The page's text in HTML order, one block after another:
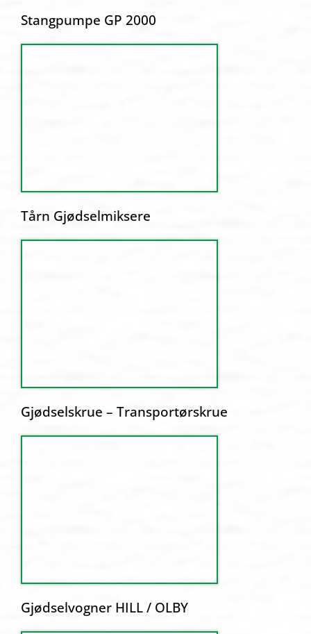
Stangpumpe GP 2000
Tårn Gjødselmiksere
Gjødselskrue – Transportørskrue
Gjødselvogner HILL / OLBY